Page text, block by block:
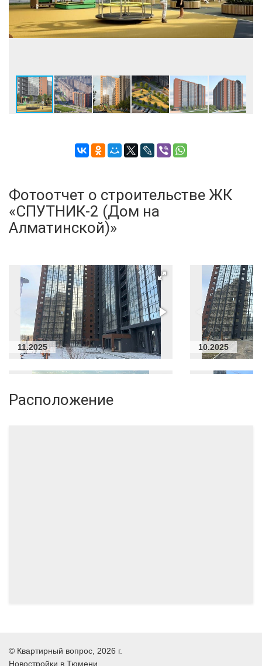
Фотоотчет о строительстве ЖК
«СПУТНИК-2 (Дом на
Алматинской)»
11.2025 10.2025
Расположение
© Квартирный вопрос , 2026 г.
Новостройки в Тюмени